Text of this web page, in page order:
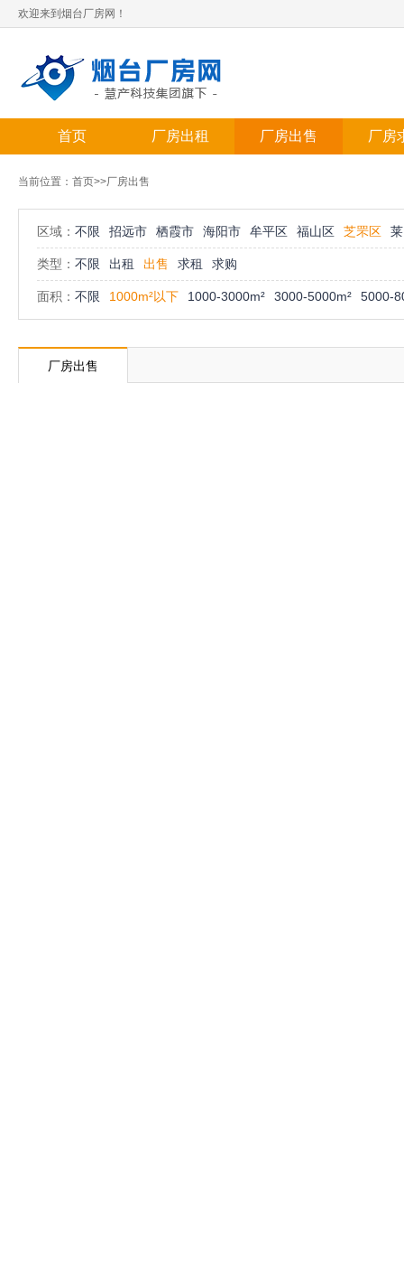
欢迎来到烟台厂房网！
首页 厂房出租 厂房出售 厂房
当前位置： 首页>>厂房出售
区域： 不限 招远市 栖霞市 海阳市 牟平区 福山区 芝罘区
类型： 不限 出租 出售 求租 求购
面积： 不限 1000m²以下 1000-3000m² 3000-5000m² 5000-
厂房出售